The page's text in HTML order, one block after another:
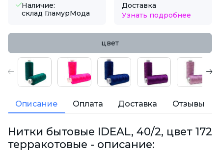
Наличие:
склад ГламурМода
Доставка
Узнать подробнее
цвет
Описание Оплата Доставка Отзывы
Нитки бытовые IDEAL, 40/2, цвет 172
терракотовые - описание: